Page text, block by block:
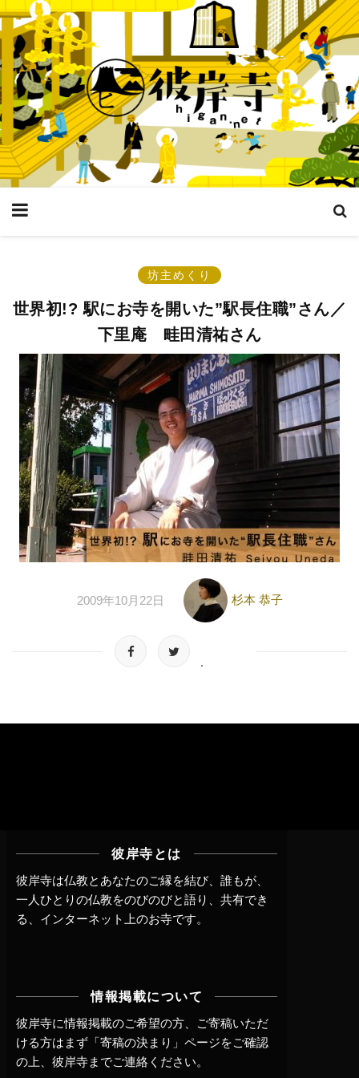
坊主めくり
世界初!? 駅にお寺を開いた”駅長住職”さん／
下里庵 畦田清祐さん
2009年10月22日 杉本 恭子
彼岸寺とは
彼岸寺は仏教とあなたのご縁を結び、誰もが、
一人ひとりの仏教をのびのびと語り、共有でき
る、インターネット上のお寺です。
情報掲載について
彼岸寺に情報掲載のご希望の方、ご寄稿いただ
ける方はまず 「寄稿の決まり」ページをご確認
の上、 彼岸寺までご連絡 ください。